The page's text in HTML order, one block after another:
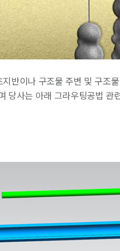
반이나 구조물 주변 및 구조
당사는 아래 그라우팅공법 관